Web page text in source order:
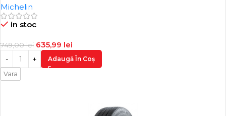
Michelin
in stoc
749,00lei 635,99 lei
Adaugă În Coș
Vara